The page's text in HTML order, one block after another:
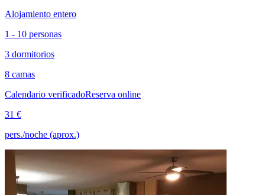
Alojamiento entero
1 - 10 personas
3 dormitorios
8 camas
Calendario verificadoReserva online
31 €
pers./noche (aprox.)